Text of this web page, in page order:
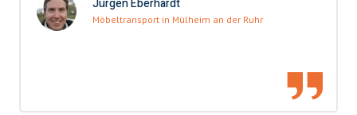
Jürgen Eberhardt
Möbeltransport in Mülheim an der Ruhr